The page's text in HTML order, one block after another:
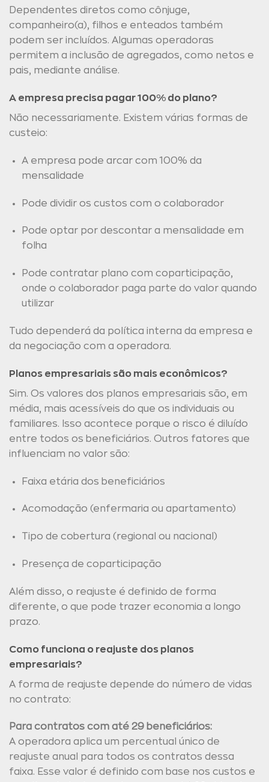
Dependentes diretos como cônjuge,
companheiro(a), filhos e enteados também
podem ser incluídos. Algumas operadoras
permitem a inclusão de agregados, como netos e
pais, mediante análise.
A empresa precisa pagar 100% do plano?
Não necessariamente. Existem várias formas de
custeio:
A empresa pode arcar com 100% da
mensalidade
Pode dividir os custos com o colaborador
Pode optar por descontar a mensalidade em
folha
Pode contratar plano com coparticipação,
onde o colaborador paga parte do valor quando
utilizar
Tudo dependerá da política interna da empresa e
da negociação com a operadora.
Planos empresariais são mais econômicos?
Sim. Os valores dos planos empresariais são, em
média, mais acessíveis do que os individuais ou
familiares. Isso acontece porque o risco é diluído
entre todos os beneficiários. Outros fatores que
influenciam no valor são:
Faixa etária dos beneficiários
Acomodação (enfermaria ou apartamento)
Tipo de cobertura (regional ou nacional)
Presença de coparticipação
Além disso, o reajuste é definido de forma
diferente, o que pode trazer economia a longo
prazo.
Como funciona o reajuste dos planos
empresariais?
A forma de reajuste depende do número de vidas
no contrato:
Para contratos com até 29 beneficiários:
A operadora aplica um percentual único de
reajuste anual para todos os contratos dessa
faixa. Esse valor é definido com base nos custos e